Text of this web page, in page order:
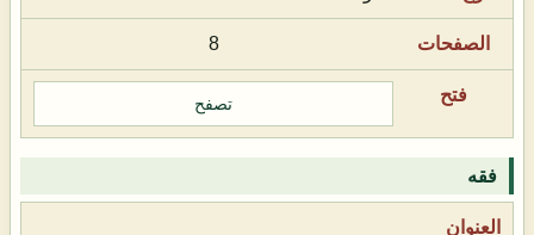
8
تصفح
فقه